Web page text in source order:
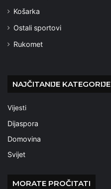
Košarka
Ostali sportovi
Rukomet
NAJČITANIJE KATEGORIJE
Vijesti
Dijaspora
Domovina
Svijet
MORATE PROČITATI